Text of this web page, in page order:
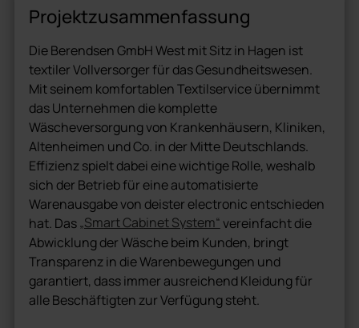
Projektzusammenfassung
Die Berendsen GmbH West mit Sitz in Hagen ist
textiler Vollversorger für das Gesundheitswesen.
Mit seinem komfortablen Textilservice übernimmt
das Unternehmen die komplette
Wäscheversorgung von Krankenhäusern, Kliniken,
Altenheimen und Co. in der Mitte Deutschlands.
Effizienz spielt dabei eine wichtige Rolle, weshalb
sich der Betrieb für eine automatisierte
Warenausgabe von deister electronic entschieden
hat. Das„Smart Cabinet System“ vereinfacht die
Abwicklung der Wäsche beim Kunden, bringt
Transparenz in die Warenbewegungen und
garantiert, dass immer ausreichend Kleidung für
alle Beschäftigten zur Verfügung steht.